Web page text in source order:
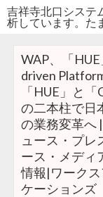
吉祥寺北口システ
析しています。た
WAP、「
driven
「HUE」と「
の二本柱で日
の業務変革へ
ュース・プレ
ース・メディ
情報|ワークス
ケーションズ